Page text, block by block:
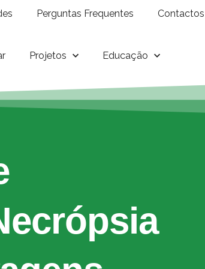
Perguntas Frequentes Contactos
Projetos Educação